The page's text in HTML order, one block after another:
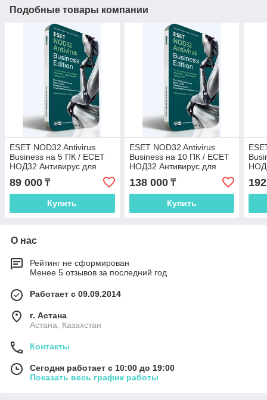
Подобные товары компании
ESET NOD32 Antivirus
Business на 5 ПК / ЕСЕТ
НОД32 Антивирус для
бизнеса на 5 ПК
89 000 ₸
Купить
ESET NOD32 Antivirus
Business на 10 ПК / ЕСЕТ
НОД32 Антивирус для
бизнеса на 10 ПК
138 000₸
Купить
О нас
Рейтинг не сформирован
Менее 5 отзывов за последний год
Работает с 09.09.2014
г. Астана
Астана, Казахстан
Контакты
Сегодня работает с 10:00 до 19:00
Показать весь график работы